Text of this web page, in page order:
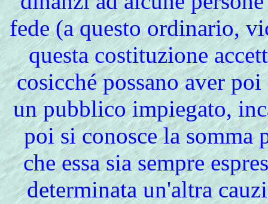
fede (a questo ordinario,
questa costituzione
cosicché possano aver
un pubblico impiegato,
poi si conosce la somma
che essa sia sempre
determinata un'altra